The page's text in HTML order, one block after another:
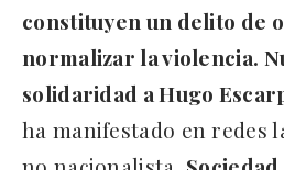
constituyen un delito de
normalizar la violencia.
solidaridad a Hugo
ha manifestado en redes